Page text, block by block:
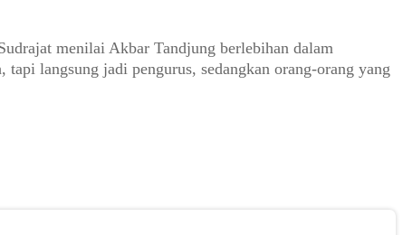
menilai Akbar Tandjung berlebihan dalam
langsung jadi pengurus, sedangkan orang-orang yang